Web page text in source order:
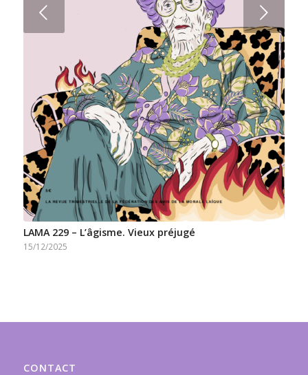
LAMA 229 – L’âgisme. Vieux préjugé
15/12/2025
Suivant
CONTACT